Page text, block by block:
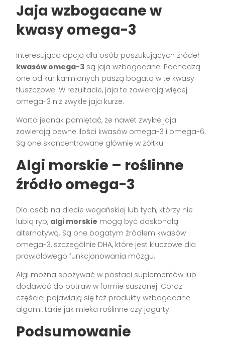
Jaja wzbogacane w
kwasy omega-3
Interesującą opcją dla osób poszukujących źródeł
kwasów omega-3 są jaja wzbogacane. Pochodzą
one od kur karmionych paszą bogatą w te kwasy
tłuszczowe. W rezultacie, jaja te zawierają więcej
omega-3 niż zwykłe jaja kurze.
Warto jednak pamiętać, że nawet zwykłe jaja
zawierają pewne ilości kwasów omega-3 i omega-6.
Są one skoncentrowane głównie w żółtku.
Algi morskie – roślinne
źródło omega-3
Dla osób na diecie wegańskiej lub tych, którzy nie
lubią ryb, algi morskie mogą być doskonałą
alternatywą. Są one bogatym źródłem kwasów
omega-3, szczególnie DHA, które jest kluczowe dla
prawidłowego funkcjonowania mózgu.
Algi można spożywać w postaci suplementów lub
dodawać do potraw w formie suszonej. Coraz
częściej pojawiają się też produkty wzbogacane
algami, takie jak mleka roślinne czy jogurty.
Podsumowanie